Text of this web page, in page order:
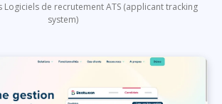
Logiciels de recrutement ATS (applicant tracking
system)